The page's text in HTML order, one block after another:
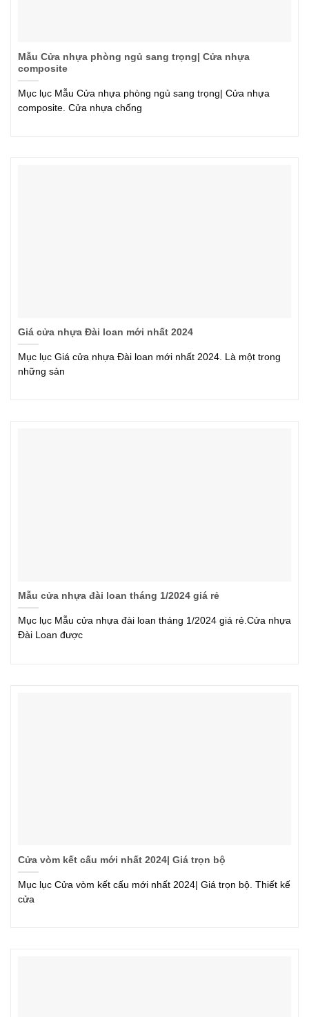
Mẫu Cửa nhựa phòng ngủ sang trọng| Cửa nhựa
composite
Mục lục Mẫu Cửa nhựa phòng ngủ sang trọng| Cửa nhựa
composite. Cửa nhựa chống
Giá cửa nhựa Đài loan mới nhất 2024
Mục lục Giá cửa nhựa Đài loan mới nhất 2024. Là một trong
những sản
Mẫu cửa nhựa đài loan tháng 1/2024 giá rẻ
Mục lục Mẫu cửa nhựa đài loan tháng 1/2024 giá rẻ.Cửa nhựa
Đài Loan được
Cửa vòm kết cấu mới nhất 2024| Giá trọn bộ
Mục lục Cửa vòm kết cấu mới nhất 2024| Giá trọn bộ. Thiết kế
cửa